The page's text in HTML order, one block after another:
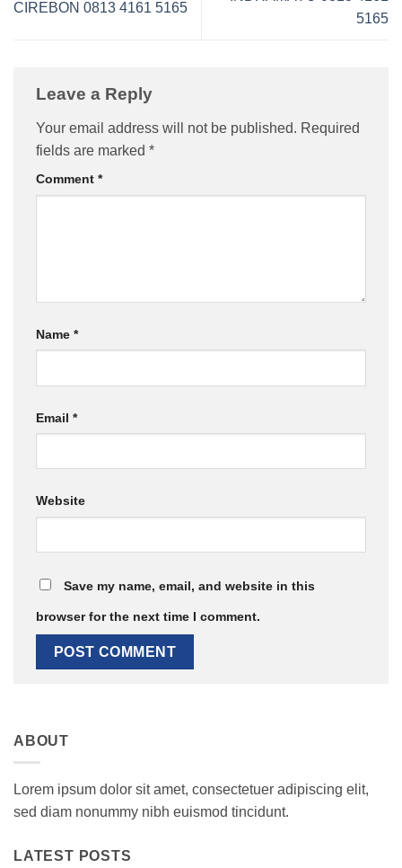
CIREBON 0813 4161 5165
5165
Leave a Reply
Your email address will not be published. Required
fields are marked *
Comment *
Name *
Email *
Website
Save my name, email, and website in this
browser for the next time I comment.
ABOUT
Lorem ipsum dolor sit amet, consectetuer adipiscing elit,
sed diam nonummy nibh euismod tincidunt.
LATEST POSTS